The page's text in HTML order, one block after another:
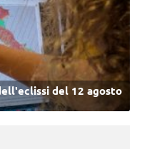
del 12 agosto